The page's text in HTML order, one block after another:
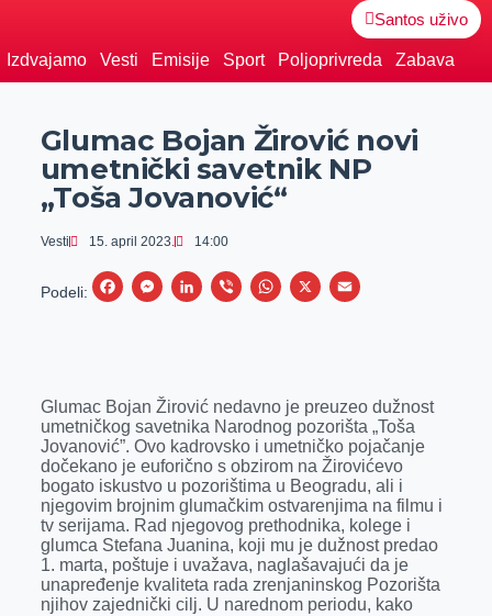
Santos uživo
Izdvajamo Vesti Emisije Sport Poljoprivreda Zabava
Glumac Bojan Žirović novi
umetnički savetnik NP
„Toša Jovanović“
Vesti 15. april 2023. 14:00
Podeli:
F
b
o
o
k
M
e
n
g
e
r
L
e
d
I
n
V
r
W
s
A
p
p
X
E
l
Glumac Bojan Žirović nedavno je preuzeo dužnost
umetničkog savetnika Narodnog pozorišta „Toša
Jovanović”. Ovo kadrovsko i umetničko pojačanje
dočekano je euforično s obzirom na Žirovićevo
bogato iskustvo u pozorištima u Beogradu, ali i
njegovim brojnim glumačkim ostvarenjima na filmu i
tv serijama. Rad njegovog prethodnika, kolege i
glumca Stefana Juanina, koji mu je dužnost predao
1. marta, poštuje i uvažava, naglašavajući da je
unapređenje kvaliteta rada zrenjaninskog Pozorišta
njihov zajednički cilj. U narednom periodu, kako